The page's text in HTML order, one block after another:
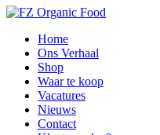
Home
Ons Verhaal
Shop
Waar te koop
Vacatures
Nieuws
Contact